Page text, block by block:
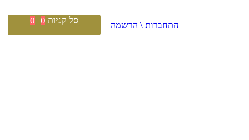
התחברות \ הרשמה סל קניות 0
0